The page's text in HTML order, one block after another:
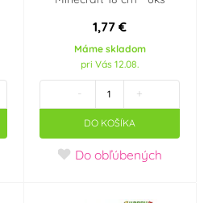
1,77 €
Máme skladom
pri Vás 12.08.
- +
DO KOŠÍKA
Do obľúbených